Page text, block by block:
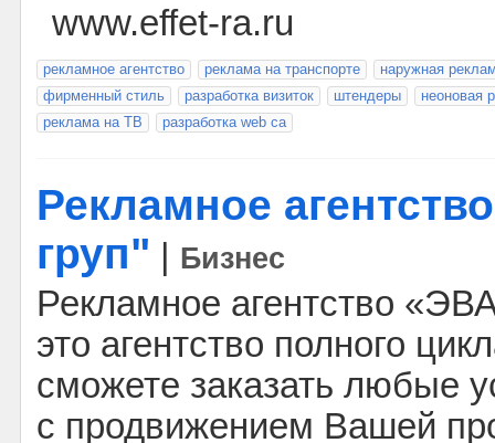
www.effet-ra.ru
рекламное агентство реклама на транспорте
наружная
фирменный стиль
разработка визиток штендеры
неоновая
реклама на ТВ
разработка web са
Рекламное
груп"
Бизнес
Рекламное агентство
это агентство полного
сможете заказать любые
с продвижением Вашей